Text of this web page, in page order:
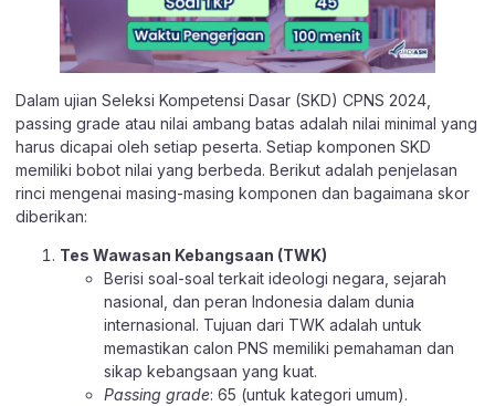
Dalam ujian Seleksi Kompetensi Dasar (SKD) CPNS 2024,
passing grade atau nilai ambang batas adalah nilai minimal yang
harus dicapai oleh setiap peserta. Setiap komponen SKD
memiliki bobot nilai yang berbeda. Berikut adalah penjelasan
rinci mengenai masing-masing komponen dan bagaimana skor
diberikan:
Tes Wawasan Kebangsaan (TWK)
Berisi soal-soal terkait ideologi negara, sejarah
nasional, dan peran Indonesia dalam dunia
internasional. Tujuan dari TWK adalah untuk
memastikan calon PNS memiliki pemahaman dan
sikap kebangsaan yang kuat.
Passing grade: 65 (untuk kategori umum).